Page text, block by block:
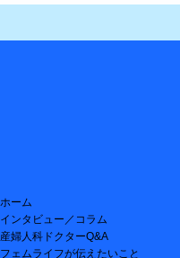
ホーム
インタビュー／コラム
産婦人科ドクターQ&A
フェムライフが伝えたいこと